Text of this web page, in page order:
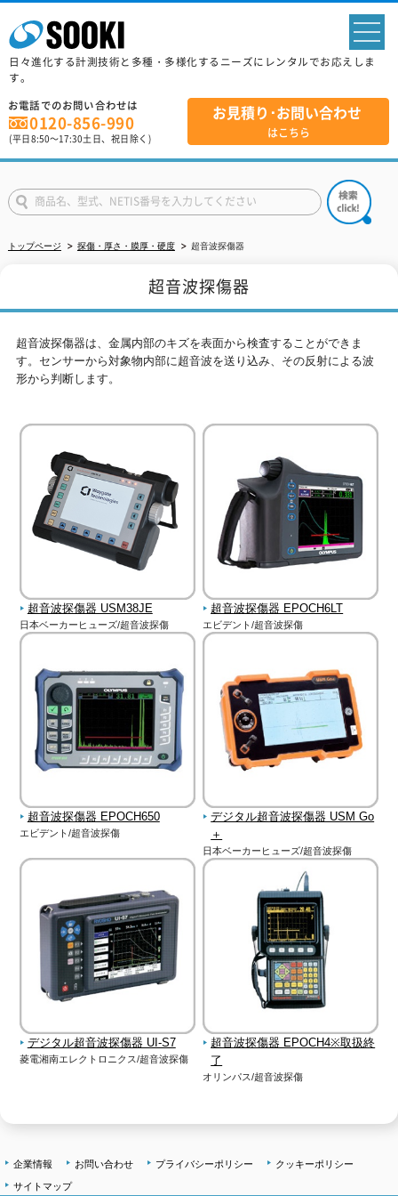
日々進化する計測技術と多種・多様化するニーズにレンタルでお応えしま
す。
お電話でのお問い合わせは
0120-856-990
(平日8:50～17:30土日、祝日除く)
お見積り･お問い合わせ
はこちら
トップページ 探傷・厚さ・膜厚・硬度 超音波探傷器
超音波探傷器
超音波探傷器は、金属内部のキズを表面から検査することができま
す。センサーから対象物内部に超音波を送り込み、その反射による波
形から判断します。
超音波探傷器 USM38JE
日本ベーカーヒューズ/超音波探傷
超音波探傷器 EPOCH6LT
エビデント/超音波探傷
超音波探傷器 EPOCH650
エビデント/超音波探傷
デジタル超音波探傷器 USM Go
＋
日本ベーカーヒューズ/超音波探傷
デジタル超音波探傷器 UI-S7
菱電湘南エレクトロニクス/超音波探傷
超音波探傷器 EPOCH4※取扱終
了
オリンパス/超音波探傷
企業情報 お問い合わせ プライバシーポリシー クッキーポリシー
サイトマップ